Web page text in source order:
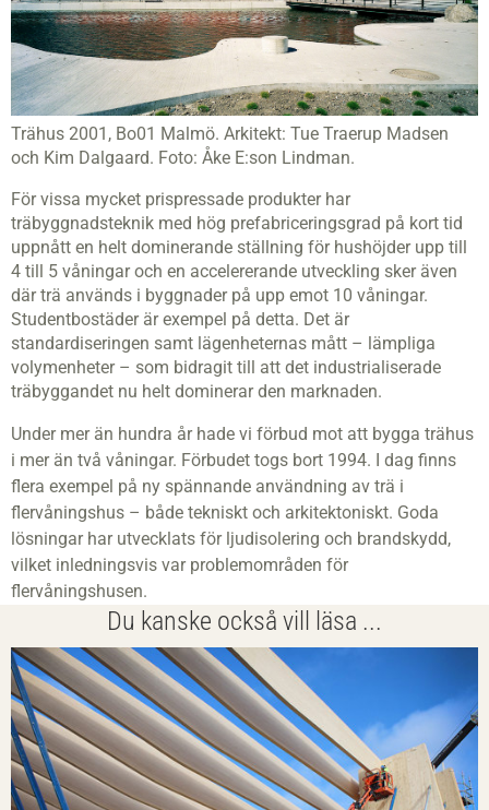
Trähus 2001, Bo01 Malmö. Arkitekt: Tue Traerup Madsen
och Kim Dalgaard. Foto: Åke E:son Lindman.
För vissa mycket prispressade produkter har
träbyggnadsteknik med hög prefabriceringsgrad på kort tid
uppnått en helt dominerande ställning för hushöjder upp till
4 till 5 våningar och en accelererande utveckling sker även
där trä används i byggnader på upp emot 10 våningar.
Studentbostäder är exempel på detta. Det är
standardiseringen samt lägenheternas mått – lämpliga
volymenheter – som bidragit till att det industrialiserade
träbyggandet nu helt dominerar den marknaden.
Under mer än hundra år hade vi förbud mot att bygga trähus
i mer än två våningar. Förbudet togs bort 1994. I dag finns
flera exempel på ny spännande användning av trä i
flervåningshus – både tekniskt och arkitektoniskt. Goda
lösningar har utvecklats för ljudisolering och brandskydd,
vilket inledningsvis var problemområden för
flervåningshusen.
Du kanske också vill läsa ...